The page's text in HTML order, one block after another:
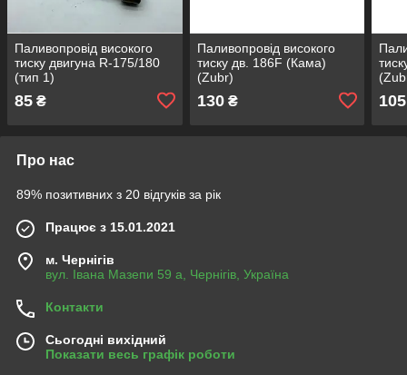
Паливопровід високого
тиску двигуна R-175/180
(тип 1)
85 ₴
Паливопровід високого
тиску дв. 186F (Кама)
(Zubr)
130₴ 105
Про нас
89% позитивних з 20 відгуків за рік
Працює з 15.01.2021
м. Чернігів
вул. Івана Мазепи 59 а, Чернігів, Україна
Контакти
Сьогодні вихідний
Показати весь графік роботи